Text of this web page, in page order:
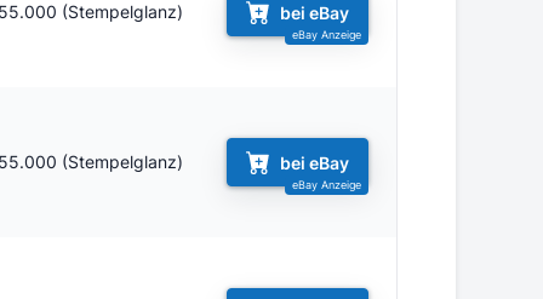
55.000 (Stempelglanz) bei eBay
55.000 (Stempelglanz) bei eBay